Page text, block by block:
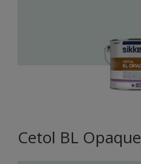
Cetol BL Opaque